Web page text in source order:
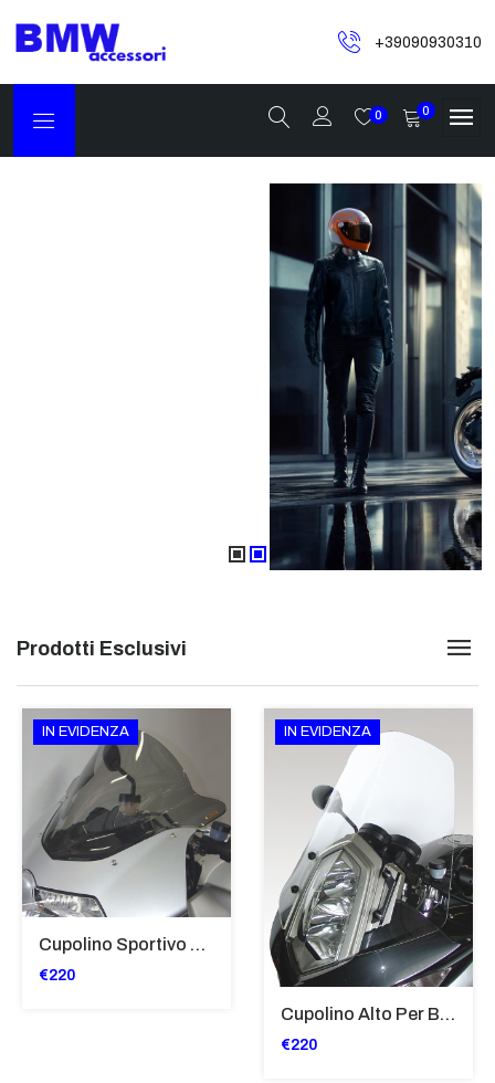
+39090930310
0 0
Prodotti Esclusivi
IN EVIDENZA
Cupolino Sportivo Per Bmw K 1200 R Sport 2005-07 TRASPARENTE - Sc967-T
€220
IN EVIDENZA
Cupolino Alto Per Bmw R 1200 St 2004 - 2007 TRASPARENTE - Sc950-T
€220